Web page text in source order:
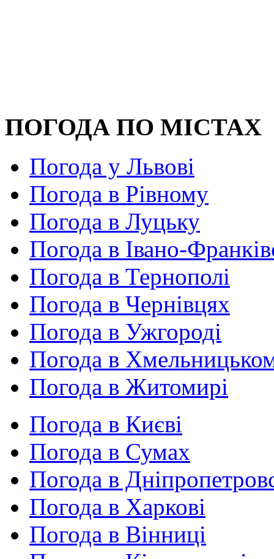
ПОГОДА ПО МІСТАХ
Погода у Львові
Погода в Рівному
Погода в Луцьку
Погода в Івано-
Погода в Тернополі
Погода в Чернівцях
Погода в Ужгороді
Погода в
Погода в Житомирі
Погода в Києві
Погода в Сумах
Погода в
Погода в Харкові
Погода в Вінниці